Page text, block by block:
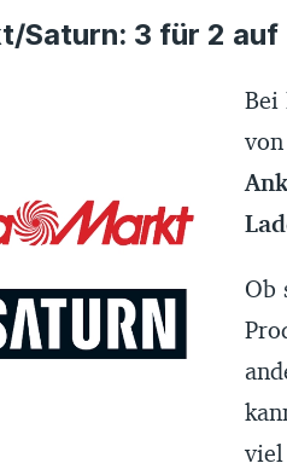
Saturn: 3 für 2
Bei
von
Ob
viel